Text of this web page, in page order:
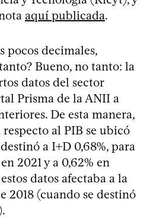
aquí publicada.
pocos decimales,
Bueno, no tanto: la
datos del sector
Prisma de la ANII a
De esta manera,
al PIB se ubicó
a I+D 0,68%, para
2021 y a 0,62% en
datos afectaba a la
2018 (cuando se destinó